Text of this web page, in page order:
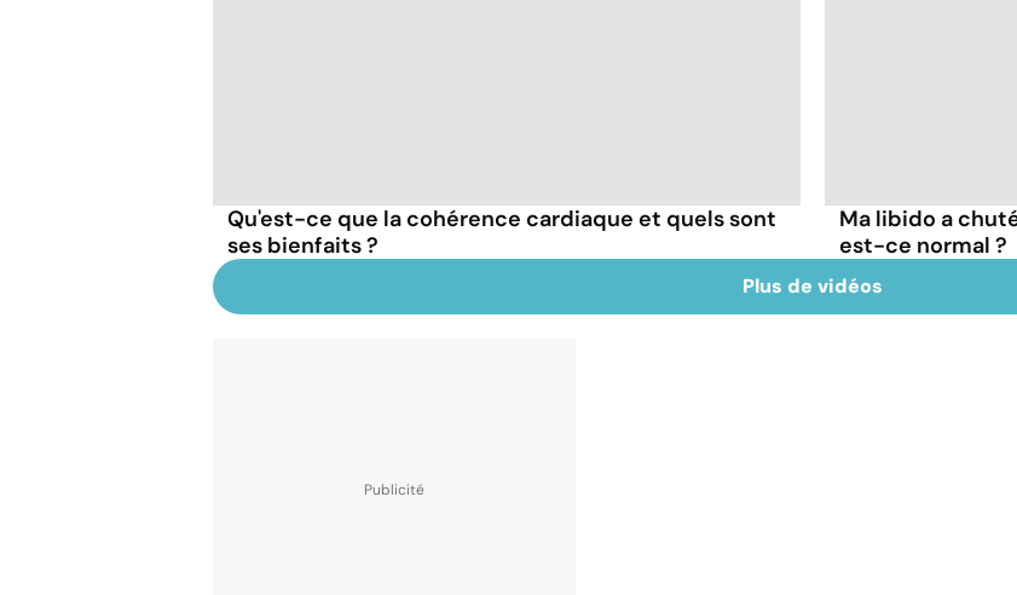
Qu'est-ce que la cohérence cardiaque et quels sont
ses bienfaits ?
Ma libido a
est-ce normal ?
Plus de vidéos